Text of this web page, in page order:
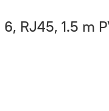
RJ45, 1.5 m